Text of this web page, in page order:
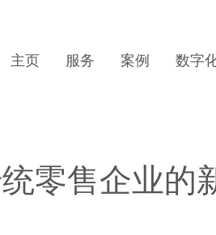
主页 服务 案例 数字
零售企业的